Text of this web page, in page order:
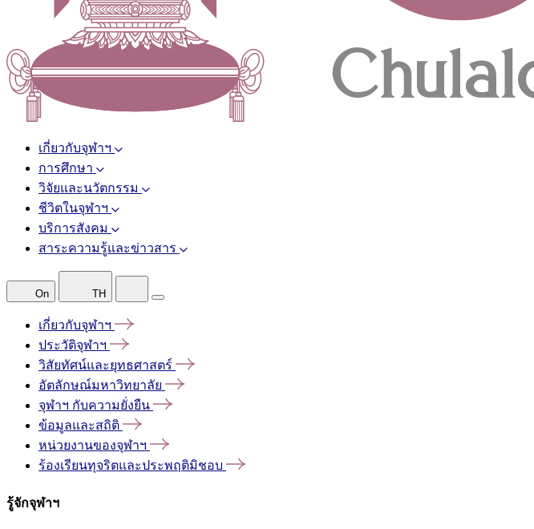
เกี่ยวกับจุฬาฯ
การศึกษา
วิจัยและนวัตกรรม
ชีวิตในจุฬาฯ
บริการสังคม
สาระความรู้และข่าวสาร
On TH
เกี่ยวกับจุฬาฯ
ประวัติจุฬาฯ
วิสัยทัศน์และยุทธศาสตร์
อัตลักษณ์มหาวิทยาลัย
จุฬาฯ กับความยั่งยืน
ข้อมูลและสถิติ
หน่วยงานของจุฬาฯ
ร้องเรียนทุจริตและประพฤติมิชอบ
รู้จักจุฬาฯ